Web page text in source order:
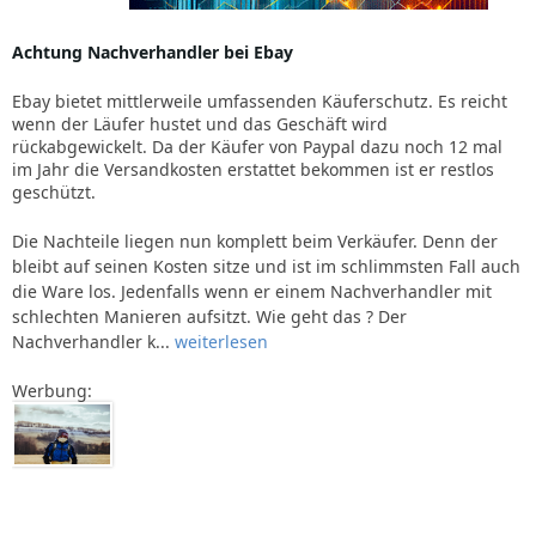
Achtung Nachverhandler bei Ebay
Ebay bietet mittlerweile umfassenden Käuferschutz. Es reicht
wenn der Läufer hustet und das Geschäft wird
rückabgewickelt. Da der Käufer von Paypal dazu noch 12 mal
im Jahr die Versandkosten erstattet bekommen ist er restlos
geschützt.
Die Nachteile liegen nun komplett beim Verkäufer. Denn der
bleibt auf seinen Kosten sitze und ist im schlimmsten Fall auch
die Ware los. Jedenfalls wenn er einem Nachverhandler mit
schlechten Manieren aufsitzt. Wie geht das ? Der
Nachverhandler k... weiterlesen
Werbung: